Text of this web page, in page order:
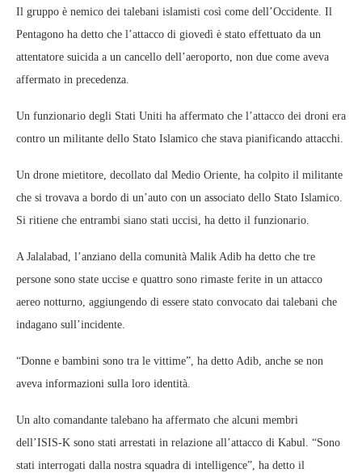
Il gruppo è nemico dei talebani islamisti così come dell’Occidente. Il
Pentagono ha detto che l’attacco di giovedì è stato effettuato da un
attentatore suicida a un cancello dell’aeroporto, non due come aveva
affermato in precedenza.
Un funzionario degli Stati Uniti ha affermato che l’attacco dei droni era
contro un militante dello Stato Islamico che stava pianificando attacchi.
Un drone mietitore, decollato dal Medio Oriente, ha colpito il militante
che si trovava a bordo di un’auto con un associato dello Stato Islamico.
Si ritiene che entrambi siano stati uccisi, ha detto il funzionario.
A Jalalabad, l’anziano della comunità Malik Adib ha detto che tre
persone sono state uccise e quattro sono rimaste ferite in un attacco
aereo notturno, aggiungendo di essere stato convocato dai talebani che
indagano sull’incidente.
“Donne e bambini sono tra le vittime”, ha detto Adib, anche se non
aveva informazioni sulla loro identità.
Un alto comandante talebano ha affermato che alcuni membri
dell’ISIS-K sono stati arrestati in relazione all’attacco di Kabul. “Sono
stati interrogati dalla nostra squadra di intelligence”, ha detto il